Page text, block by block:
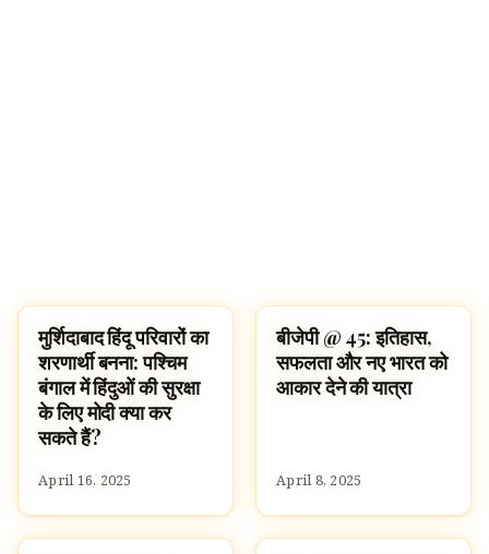
HINDUISM
मुर्शिदाबाद हिंदू परिवारों का
शरणार्थी बनना: पश्चिम
बंगाल में हिंदुओं की सुरक्षा
के लिए मोदी क्या कर
सकते हैं?
April 16, 2025
HINDUISM
बीजेपी @ 45: इतिहास,
सफलता और नए भारत को
आकार देने की यात्रा
April 8, 2025